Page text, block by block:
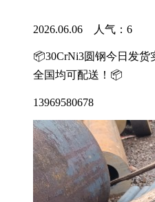
2026.06.06 人气： 6
📦30CrNi3圆钢今日发货
全国均可配送！📦
13969580678